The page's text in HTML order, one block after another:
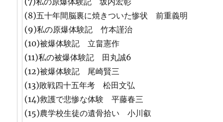
(8)五十年間脳裏に焼きついた惨状 前重義明
(9)私の原爆体験記 竹本謹治
(10)被爆体験記 立畠憲作
(11)私の被爆体験記 田丸誠6
(12)被爆体験記 尾崎賢三
(13)敗戦四十五年考 松田文弘
(14)救護で悲惨な体験 平藤春三
(15)農学校生徒の遺骨拾い 小川叡